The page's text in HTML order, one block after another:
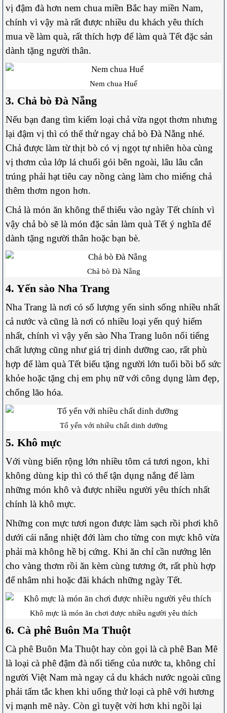
vị đậm đà hơn nem chua miền Bắc hay miền Nam,
chính vì vậy mà rất được nhiều du khách yêu thích
mua về làm quà, rất thích hợp để làm quà Tết đặc sản
dành tặng người thân.
Nem chua Huế
3. Chả bò Đà Nẵng
Nếu bạn đang tìm kiếm loại chả vừa ngọt thơm nhưng
lại đậm vị thì có thể thử ngay chả bò Đà Nẵng nhé.
Chả được làm từ thịt bò có vị ngọt tự nhiên hòa cùng
vị thơm của lớp lá chuối gói bên ngoài, lâu lâu cắn
trúng phải hạt tiêu cay nồng càng làm cho miếng chả
thêm thơm ngon hơn.
Chả là món ăn không thể thiếu vào ngày Tết chính vì
vậy chả bò sẽ là món đặc sản làm quà Tết ý nghĩa để
dành tặng người thân hoặc bạn bè.
Chả bò Đà Nẵng
4. Yến sào Nha Trang
Nha Trang là nơi có số lượng yến sinh sống nhiều nhất
cả nước và cũng là nơi có nhiều loại yến quý hiếm
nhất, chính vì vậy yến sào Nha Trang luôn nổi tiếng
chất lượng cũng như giá trị dinh dưỡng cao, rất phù
hợp để làm quà Tết biếu tặng người lớn tuổi bồi bổ sức
khỏe hoặc tặng chị em phụ nữ với công dụng làm đẹp,
chống lão hóa.
Tổ yến với nhiều chất dinh dưỡng
5. Khô mực
Với vùng biển rộng lớn nhiều tôm cá tươi ngon, khi
không dùng kịp thì có thể tận dụng nắng để làm
những món khô và được nhiều người yêu thích nhất
chính là khô mực.
Những con mực tươi ngon được làm sạch rồi phơi khô
dưới cái nắng nhiệt đới làm cho từng con mực khô vừa
phải mà không hề bị cứng. Khi ăn chỉ cần nướng lên
cho vàng thơm rồi ăn kèm cùng tương ớt, rất phù hợp
để nhâm nhi hoặc đãi khách những ngày Tết.
Khô mực là món ăn chơi được nhiều người yêu thích
6. Cà phê Buôn Ma Thuột
Cà phê Buôn Ma Thuột hay còn gọi là cà phê Ban Mê
là loại cà phê đậm đà nổi tiếng của nước ta, không chỉ
người Việt Nam mà ngay cả du khách nước ngoài cũng
phải tấm tắc khen khi uống thử loại cà phê với hương
vị mạnh mẽ này. Còn gì tuyệt vời hơn khi ngồi lại